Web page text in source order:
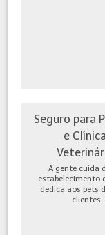
Seguro para
e
A gente cuida
estabelecimento
dedica aos pets
clientes.